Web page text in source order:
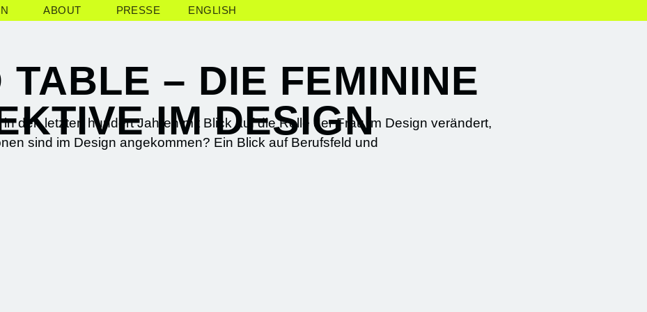
ABOUT PRESSE ENGLISH
TABLE – DIE FEMININE
IM DESIGN
den letzten hundert Jahren mit Blick auf die Rolle der Frau im Design verändert,
sind im Design angekommen? Ein Blick auf Berufsfeld und